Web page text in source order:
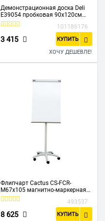
Демонстрационная доска Deli
E39054 пробковая 90x120см
алюм рама
101186176
3 415 КУПИТЬ
ХОЧУ ДЕШЕВЛЕ!
Флипчарт Cactus CS-FCR-
M67x105 магнитно-маркерная
меламиновая 67x105см на
493537
8 625 КУПИТЬ